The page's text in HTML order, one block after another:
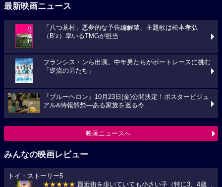
最新映画ニュース
「八つ墓村」悪夢的な予告編解禁、主題歌は松本孝弘
（B’z）率いるTMGが担当
フランシス・ンら出演。中年男たちがボートレースに挑む
「逆流の男たち」
『ブルーヘロン』10月23日(金)公開決定！ポスタービジュ
アル&特報解禁―ある家族を巡る今...
映画ニュースへ
みんなの映画レビュー
トイ・ストーリー5
★★★★★ 最近街を歩いていても小さい子（特に3、4歳